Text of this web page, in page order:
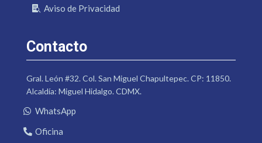
Aviso de Privacidad
Contacto
Gral. León #32. Col. San Miguel Chapultepec. CP: 11850.
Alcaldía: Miguel Hidalgo. CDMX.
WhatsApp
Oficina